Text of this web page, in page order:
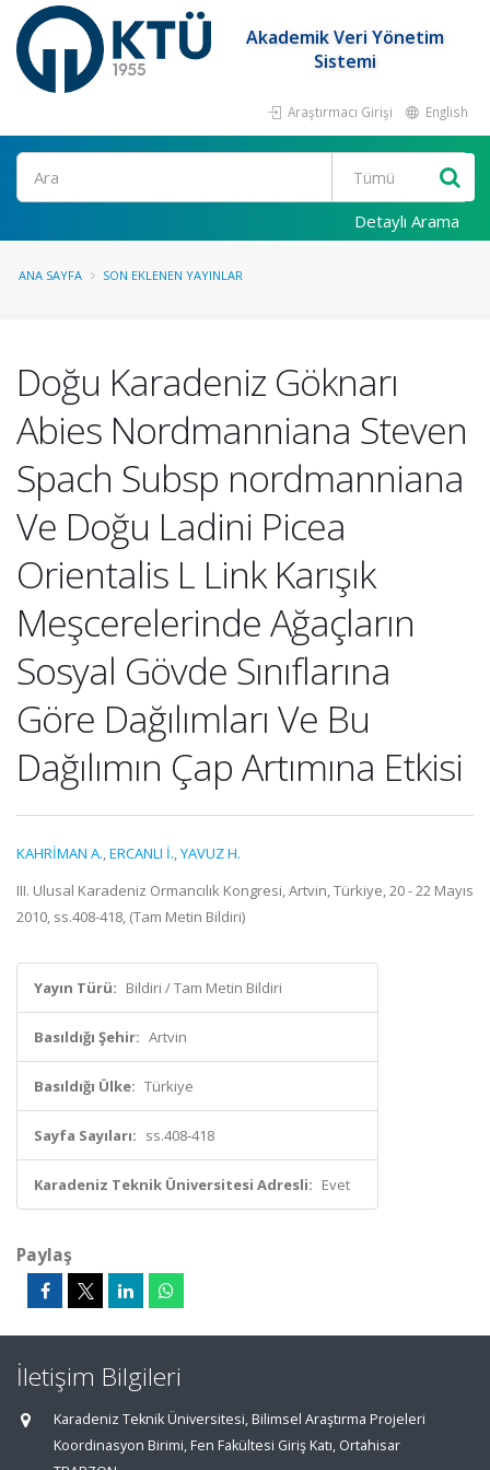
Akademik Veri Yönetim
Sistemi
Araştırmacı Girişi English
Ara
Detaylı Arama
ANA SAYFA SON EKLENEN YAYINLAR
Doğu Karadeniz Göknarı
Abies Nordmanniana Steven
Spach Subsp nordmanniana
Ve Doğu Ladini Picea
Orientalis L Link Karışık
Meşcerelerinde Ağaçların
Sosyal Gövde Sınıflarına
Göre Dağılımları Ve Bu
Dağılımın Çap Artımına Etkisi
KAHRİMAN A.,ERCANLI İ.,YAVUZ H.
III. Ulusal Karadeniz Ormancılık Kongresi, Artvin, Türkiye, 20 - 22 Mayıs
2010, ss.408-418, (Tam Metin Bildiri)
Yayın Türü: Bildiri / Tam Metin Bildiri
Basıldığı Şehir: Artvin
Basıldığı Ülke: Türkiye
Sayfa Sayıları: ss.408-418
Karadeniz Teknik Üniversitesi Adresli: Evet
Paylaş
İletişim Bilgileri
Karadeniz Teknik Üniversitesi, Bilimsel Araştırma Projeleri
Koordinasyon Birimi, Fen Fakültesi Giriş Katı, Ortahisar